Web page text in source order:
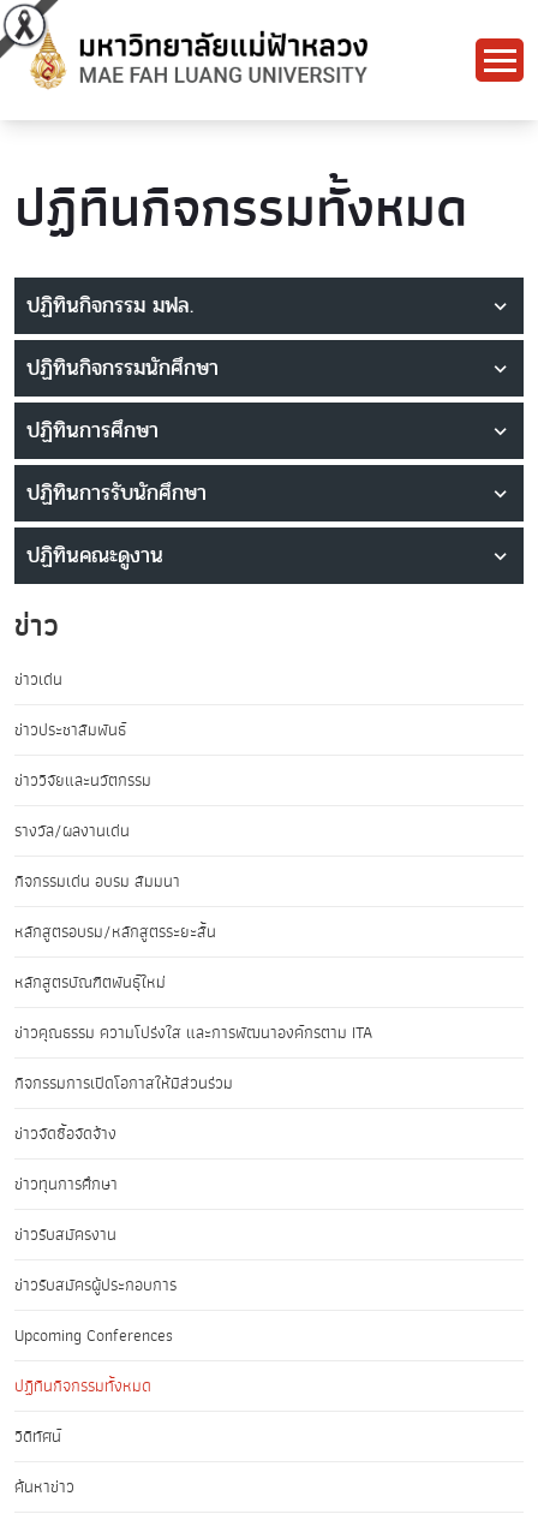
ปฏิทินกิจกรรมทั้งหมด
ปฏิทินกิจกรรม มฟล.
ปฏิทินกิจกรรมนักศึกษา
ปฏิทินการศึกษา
ปฏิทินการรับนักศึกษา
ปฏิทินคณะดูงาน
ข่าว
ข่าวเด่น
ข่าวประชาสัมพันธ์
ข่าววิจัยและนวัตกรรม
รางวัล/ผลงานเด่น
กิจกรรมเด่น อบรม สัมมนา
หลักสูตรอบรม/หลักสูตรระยะสั้น
หลักสูตรบัณฑิตพันธุ์ใหม่
ข่าวคุณธรรม ความโปร่งใส และการพัฒนาองค์กรตาม ITA
กิจกรรมการเปิดโอกาสให้มีส่วนร่วม
ข่าวจัดซื้อจัดจ้าง
ข่าวทุนการศึกษา
ข่าวรับสมัครงาน
ข่าวรับสมัครผู้ประกอบการ
Upcoming Conferences
ปฏิทินกิจกรรมทั้งหมด
วิดีทัศน์
ค้นหาข่าว